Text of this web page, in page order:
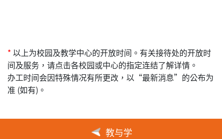
*以上为校园及教学中心的开放时间。有关接待处的开放时
间及服务，请点击各校园或中心的指定连结了解详情。
办工时间会因特殊情况有所更改，以“最新消息”的公布为
准 (如有)。
教与学